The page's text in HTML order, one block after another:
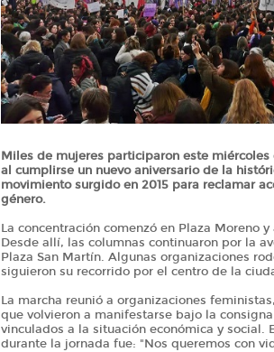
Miles de mujeres participaron este
al cumplirse un nuevo aniversario de la
movimiento surgido en 2015 para reclamar
género.
La concentración comenzó en Plaza Moreno
Desde allí, las columnas continuaron por la
Plaza San Martín. Algunas organizaciones
siguieron su recorrido por el centro de la
La marcha reunió a organizaciones
que volvieron a manifestarse bajo la
vinculados a la situación económica y social.
durante la jornada fue: "Nos queremos con